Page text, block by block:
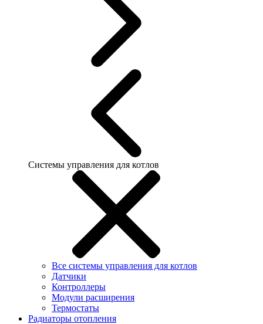
Системы управления для котлов
Все системы управления для котлов
Датчики
Контроллеры
Модули расширения
Термостаты
Радиаторы отопления